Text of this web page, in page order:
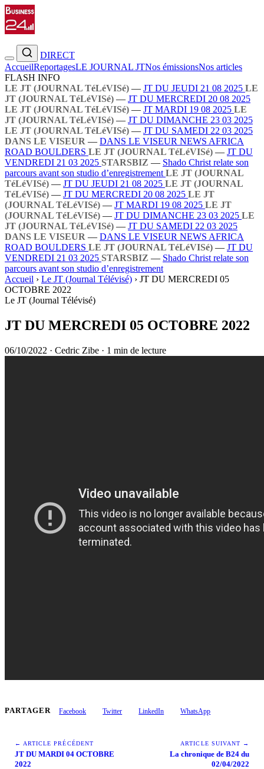
DIRECT
AccueilReportagesLE JOURNAL JTNos émissionsNos articles
FLASH INFO
LE JT (JOURNAL TéLéVISé) — JT DU JEUDI 21 08 2025 LE
JT (JOURNAL TéLéVISé) — JT DU MERCREDI 20 08 2025
LE JT (JOURNAL TéLéVISé) — JT MARDI 19 08 2025 LE
JT (JOURNAL TéLéVISé) — JT DU DIMANCHE 23 03 2025
LE JT (JOURNAL TéLéVISé) — JT DU SAMEDI 22 03 2025
DANS LE VISEUR — DANS LE VISEUR NEWS AFRICA
ROAD BOULDERS LE JT (JOURNAL TéLéVISé) — JT DU
VENDREDI 21 03 2025 STARSBIZ — Shado Christ relate son
parcours avant son studio d’enregistrement LE JT (JOURNAL
TéLéVISé) — JT DU JEUDI 21 08 2025 LE JT (JOURNAL
TéLéVISé) — JT DU MERCREDI 20 08 2025 LE JT
(JOURNAL TéLéVISé) — JT MARDI 19 08 2025 LE JT
(JOURNAL TéLéVISé) — JT DU DIMANCHE 23 03 2025 LE
JT (JOURNAL TéLéVISé) — JT DU SAMEDI 22 03 2025
DANS LE VISEUR — DANS LE VISEUR NEWS AFRICA
ROAD BOULDERS LE JT (JOURNAL TéLéVISé) — JT DU
VENDREDI 21 03 2025 STARSBIZ — Shado Christ relate son
parcours avant son studio d’enregistrement
Accueil › Le JT (Journal Télévisé) › JT DU MERCREDI 05
OCTOBRE 2022
Le JT (Journal Télévisé)
JT DU MERCREDI 05 OCTOBRE 2022
06/10/2022 · Cedric Zibe · 1 min de lecture
PARTAGER Facebook Twitter LinkedIn WhatsApp
← ARTICLE PRÉCÉDENT
JT DU MARDI 04 OCTOBRE
2022
ARTICLE SUIVANT →
La chronique de B24 du
02/04/2022